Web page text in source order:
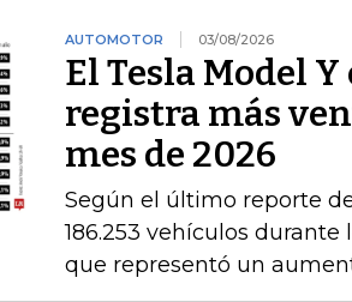
AUTOMOTOR 03/08/2026
El Tesla Model
registra más
mes de 2026
Según el último reporte
186.253 vehículos
que representó un